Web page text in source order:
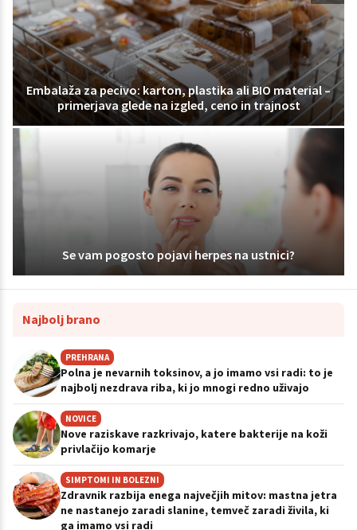
Embalaža za pecivo: karton, plastika ali BIO material –
primerjava glede na izgled, ceno in trajnost
Se vam pogosto pojavi herpes na ustnici?
Najbolj brano
PREHRANA
Polna je nevarnih toksinov, a jo imamo vsi radi: to je
najbolj nezdrava riba, ki jo mnogi redno uživajo
NOVICE
Nove raziskave razkrivajo, katere bakterije na koži
privlačijo komarje
SIMPTOMI IN BOLEZNI
Zdravnik razbija enega največjih mitov: mastna jetra
ne nastanejo zaradi slanine, temveč zaradi živila, ki
ga imamo vsi radi